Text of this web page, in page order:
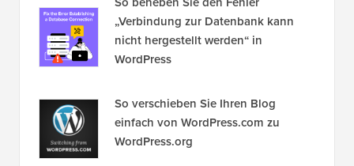
„Verbindung zur Datenbank kann
nicht hergestellt werden“ in
WordPress
So verschieben Sie Ihren Blog
einfach von WordPress.com zu
WordPress.org